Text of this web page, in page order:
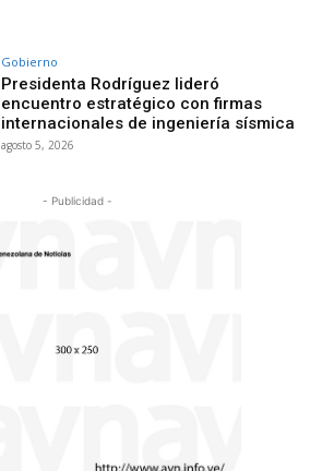
Gobierno
Presidenta Rodríguez lideró
encuentro estratégico con firmas
internacionales de ingeniería sísmica
agosto 5, 2026
- Publicidad -